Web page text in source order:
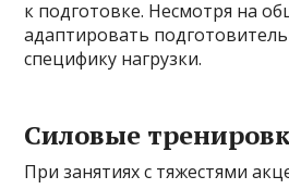
к подготовке. Несмотря на
адаптировать
специфику нагрузки.
Силовые
При занятиях с тяжестями